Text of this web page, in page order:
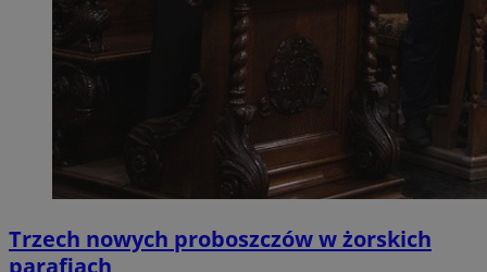
Trzech nowych proboszczów w żorskich